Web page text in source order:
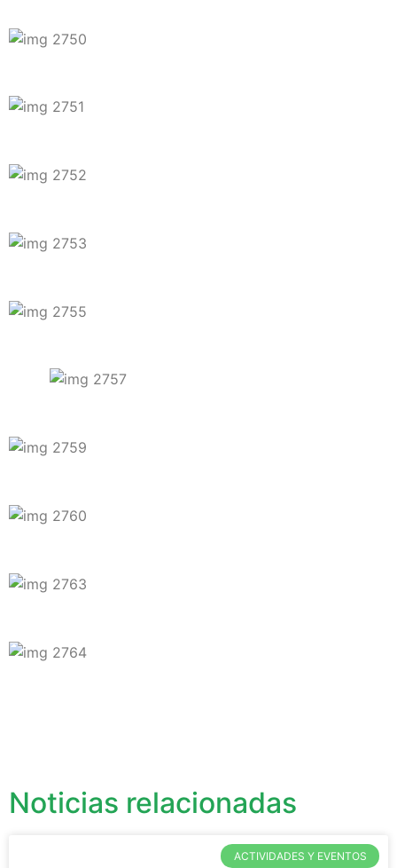
Noticias relacionadas
ACTIVIDADES Y EVENTOS